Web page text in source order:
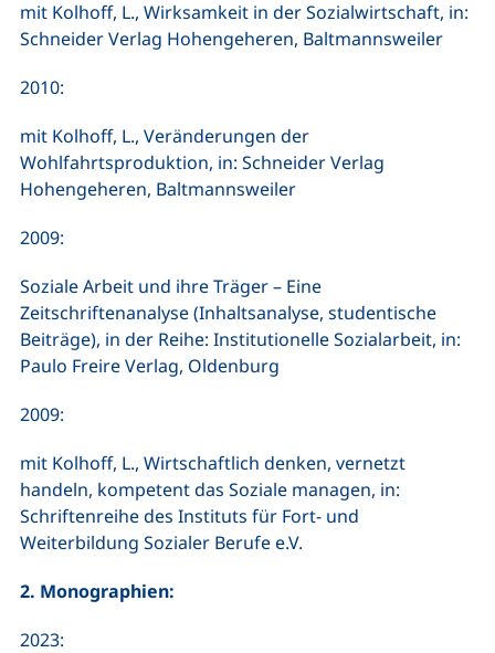
mit Kolhoff, L., Wirksamkeit in der Sozialwirtschaft, in:
Schneider Verlag Hohengeheren, Baltmannsweiler
2010:
mit Kolhoff, L., Veränderungen der
Wohlfahrtsproduktion, in: Schneider Verlag
Hohengeheren, Baltmannsweiler
2009:
Soziale Arbeit und ihre Träger – Eine
Zeitschriftenanalyse (Inhaltsanalyse, studentische
Beiträge), in der Reihe: Institutionelle Sozialarbeit, in:
Paulo Freire Verlag, Oldenburg
2009:
mit Kolhoff, L., Wirtschaftlich denken, vernetzt
handeln, kompetent das Soziale managen, in:
Schriftenreihe des Instituts für Fort- und
Weiterbildung Sozialer Berufe e.V.
2. Monographien:
2023: